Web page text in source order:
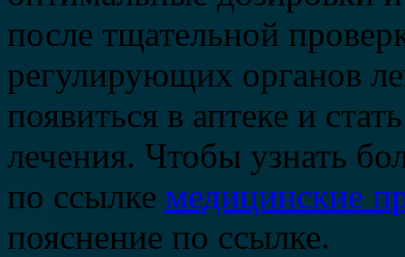
после тщательной
регулирующих органов
появиться в аптеке и
лечения. Чтобы узнать
по ссылке медицинские
пояснение по ссылке.